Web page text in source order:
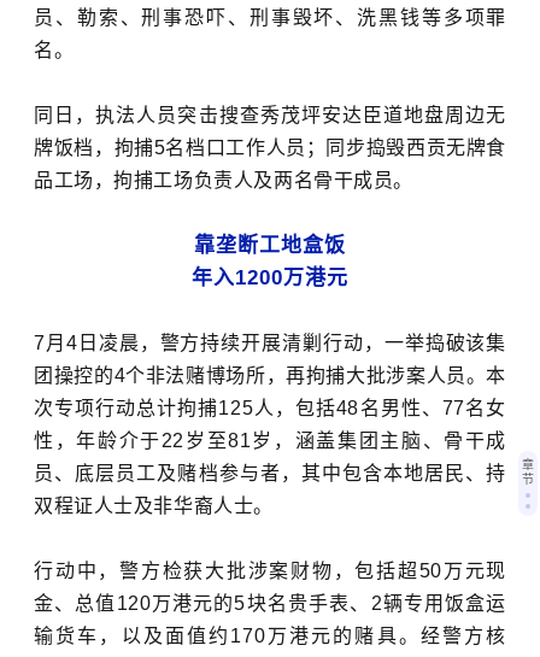
员、勒索、刑事恐吓、刑事毁坏、洗黑钱等多项罪
名。
同日，执法人员突击搜查秀茂坪安达臣道地盘周边无
牌饭档，拘捕5名档口工作人员；同步捣毁西贡无牌食
品工场，拘捕工场负责人及两名骨干成员。
靠垄断工地盒饭
年入1200万港元
7月4日凌晨，警方持续开展清剿行动，一举捣破该集
团操控的4个非法赌博场所，再拘捕大批涉案人员。本
次专项行动总计拘捕125人，包括48名男性、77名女
性，年龄介于22岁至81岁，涵盖集团主脑、骨干成
员、底层员工及赌档参与者，其中包含本地居民、持
双程证人士及非华裔人士。
行动中，警方检获大批涉案财物，包括超50万元现
金、总值120万港元的5块名贵手表、2辆专用饭盒运
输货车，以及面值约170万港元的赌具。经警方核
章
节